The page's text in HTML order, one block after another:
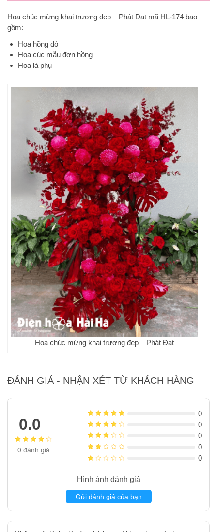
Hoa chúc mừng khai trương đẹp – Phát Đạt mã HL-174 bao
gồm:
Hoa hồng đỏ
Hoa cúc mẫu đơn hồng
Hoa lá phụ
Hoa chúc mừng khai trương đẹp – Phát Đạt
ĐÁNH GIÁ - NHẬN XÉT TỪ KHÁCH HÀNG
0.0
0đánh giá
0
0
0
0
0
Hình ảnh đánh giá
Gửi đánh giá của bạn